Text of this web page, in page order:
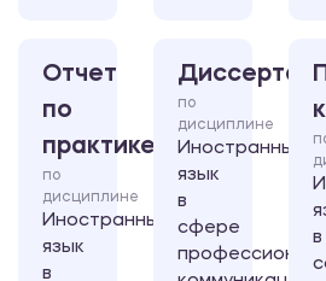
Отчет
по
практике
по
дисциплине
Иностранный
язык
в
по
дисциплине
Иностранный
язык
в
сфере
в